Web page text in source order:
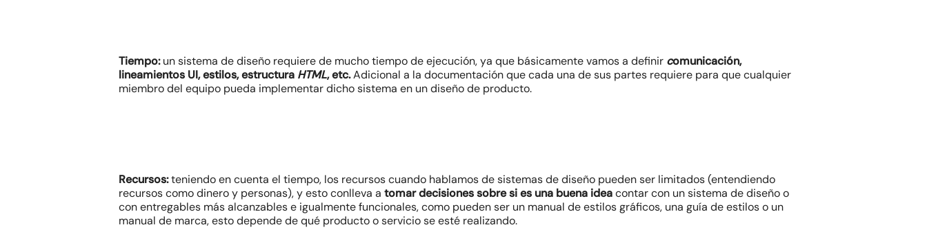
Tiempo:un sistema de diseño requiere de mucho tiempo de ejecución, ya que básicamente vamos a definir comunicación,
lineamientos UI, estilos, estructura HTML, etc.Adicional a la documentación que cada una de sus partes requiere para que cualquier
miembro del equipo pueda implementar dicho sistema en un diseño de producto.
Recursos:teniendo en cuenta el tiempo, los recursos cuando hablamos de sistemas de diseño pueden ser limitados (entendiendo
recursos como dinero y personas), y esto conlleva atomar decisiones sobre si es una buena ideacontar con un sistema de diseño o
con entregables más alcanzables e igualmente funcionales, como pueden ser un manual de estilos gráficos, una guía de estilos o un
manual de marca, esto depende de qué producto o servicio se esté realizando.